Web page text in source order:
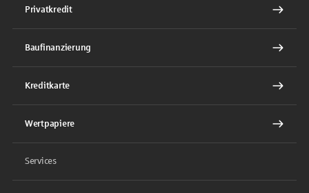
Privatkredit
Baufinanzierung
Kreditkarte
Wertpapiere
Services